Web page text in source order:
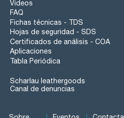
Videos
FAQ
Fichas técnicas - TDS
Hojas de seguridad - SDS
Certificados de análisis - COA
Aplicaciones
Tabla Periódica
Scharlau leathergoods
Canal de denuncias